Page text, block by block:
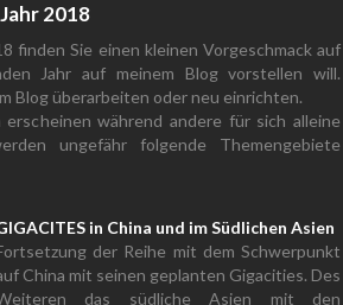
2018
finden Sie einen kleinen Vorgeschmack auf
Jahr auf meinem Blog vorstellen will.
Blog überarbeiten oder neu einrichten.
während andere für sich alleine
ungefähr folgende Themengebiete
in China und im Südlichen Asien
der Reihe mit dem Schwerpunkt
China mit seinen geplanten Gigacities. Des
das südliche Asien mit den